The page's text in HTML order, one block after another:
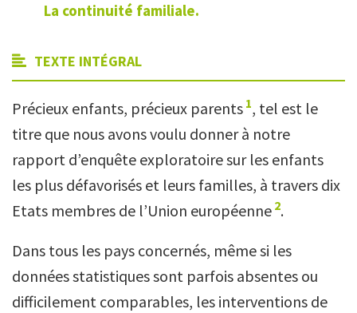
La continuité familiale.
TEXTE INTÉGRAL
Précieux enfants, précieux parents 1, tel est le
titre que nous avons voulu donner à notre
rapport d’enquête exploratoire sur les enfants
les plus défavorisés et leurs familles, à travers dix
Etats membres de l’Union européenne 2.
Dans tous les pays concernés, même si les
données statistiques sont parfois absentes ou
difficilement comparables, les interventions de